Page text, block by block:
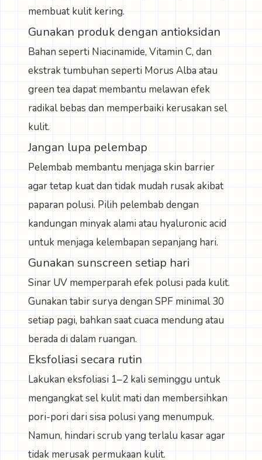
membuat kulit kering.
Gunakan produk dengan antioksidan
Bahan seperti Niacinamide, Vitamin C, dan
ekstrak tumbuhan seperti Morus Alba atau
green tea dapat membantu melawan efek
radikal bebas dan memperbaiki kerusakan sel
kulit.
Jangan lupa pelembap
Pelembab membantu menjaga skin barrier
agar tetap kuat dan tidak mudah rusak akibat
paparan polusi. Pilih pelembab dengan
kandungan minyak alami atau hyaluronic acid
untuk menjaga kelembapan sepanjang hari.
Gunakan sunscreen setiap hari
Sinar UV memperparah efek polusi pada kulit.
Gunakan tabir surya dengan SPF minimal 30
setiap pagi, bahkan saat cuaca mendung atau
berada di dalam ruangan.
Eksfoliasi secara rutin
Lakukan eksfoliasi 1–2 kali seminggu untuk
mengangkat sel kulit mati dan membersihkan
pori-pori dari sisa polusi yang menumpuk.
Namun, hindari scrub yang terlalu kasar agar
tidak merusak permukaan kulit.